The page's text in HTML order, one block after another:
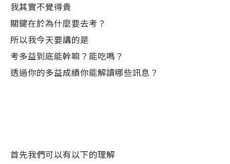
我其實不覺得貴
關鍵在於為什麼要去考？
所以我今天要講的是
考多益到底能幹嘛？能吃嗎？
透過你的多益成績你能解讀哪些訊息？
首先我們可以有以下的理解